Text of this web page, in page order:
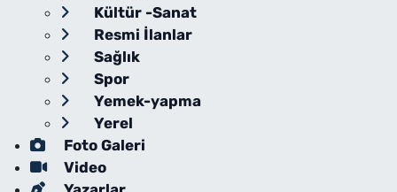
Kültür -Sanat
Resmi İlanlar
Sağlık
Spor
Yemek-yapma
Yerel
Foto Galeri
Video